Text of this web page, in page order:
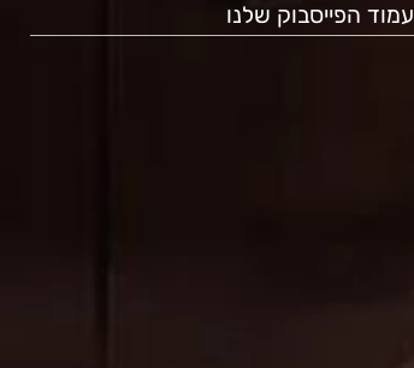
עמוד הפייסבוק שלנו